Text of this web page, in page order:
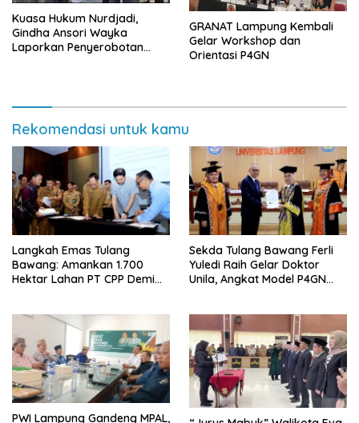
Kuasa Hukum Nurdjadi,
Gindha Ansori Wayka
Laporkan Penyerobotan
GRANAT Lampung Kembali
Gelar Workshop dan
Orientasi P4GN
Rekomendasi untuk kamu
Langkah Emas Tulang
Bawang: Amankan 1.700
Hektar Lahan PT CPP Demi
Sekda Tulang Bawang Ferli
Yuledi Raih Gelar Doktor
Unila, Angkat Model P4GN
PWI Lampung Gandeng MPAL,